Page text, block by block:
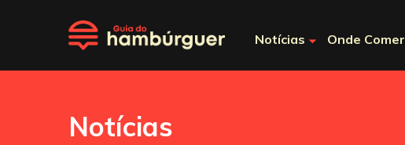
Notícias Onde Comer
Notícias